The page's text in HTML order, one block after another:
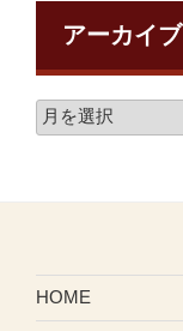
アーカイブ
HOME